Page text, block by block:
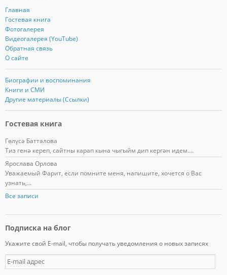
Главная
Гостевая книга
Фотогалерея
Видеогалерея (YouTube)
Обратная связь
О сайте
Биографии и воспоминания
Книги и СМИ
Другие материалы (Ссылки)
Гостевая книга
Гөлүсә Батталова
Тиз генә кереп, сайтны карап кына чыгыйм дип кергән идем....
Ярослава Орлова
Уважаемый Фарит, если помните меня, напишите, хочется о Вас
узнать,...
Все записи
Подписка на блог
Укажите свой E-mail, чтобы получать уведомления о новых записях
E
-